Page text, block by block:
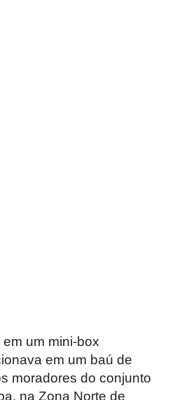
um mini-box
em um baú de
moradores do conjunto
na Zona Norte de